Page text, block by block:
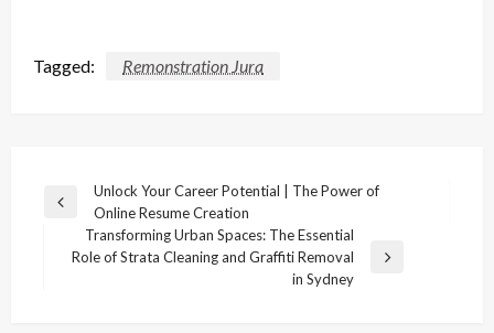
Tagged: Remonstration Jura
Post
navigation
Previous
Unlock Your Career Potential | The Power of
Online Resume Creation
Next
Transforming Urban Spaces: The Essential
Role of Strata Cleaning and Graffiti Removal
in Sydney